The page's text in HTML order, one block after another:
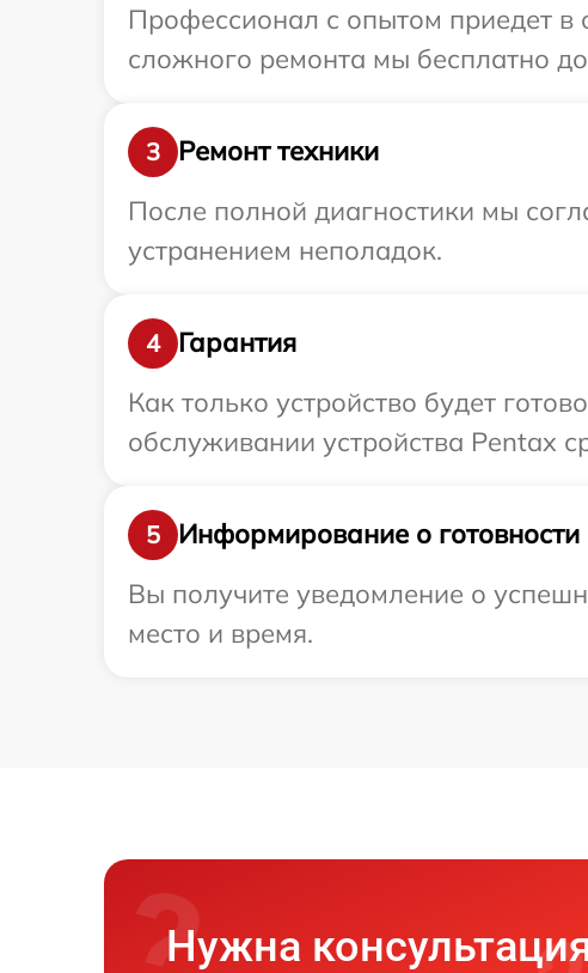
Профессионал с опытом приедет в
сложного ремонта мы бесплатно
3
Ремонт техники
После полной диагностики мы
устранением неполадок.
4
Гарантия
Как только устройство будет
обслуживании устройства Pentax
5
Информирование о готовности
Вы получите уведомление о
место и время.
Нужна